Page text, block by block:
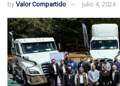
by Valor Compartido julio 4, 2024